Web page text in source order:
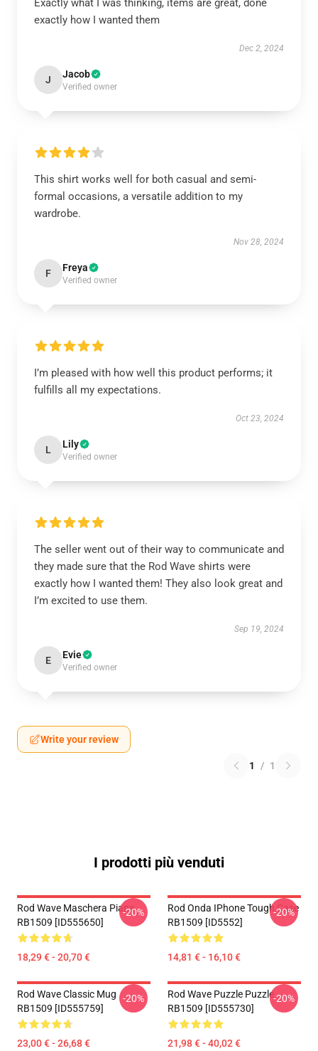
Exactly what I was thinking, items are great, done
exactly how I wanted them
Dec 2, 2024
J Jacob
Verified owner
This shirt works well for both casual and semi-
formal occasions, a versatile addition to my
wardrobe.
Nov 28, 2024
F Freya
Verified owner
I’m pleased with how well this product performs; it
fulfills all my expectations.
Oct 23, 2024
L Lily
Verified owner
The seller went out of their way to communicate and
they made sure that the Rod Wave shirts were
exactly how I wanted them! They also look great and
I’m excited to use them.
Sep 19, 2024
E Evie
Verified owner
Write your review
1 / 1
I prodotti più venduti
Rod Wave Maschera Piana
RB1509 [ID555650]
18,29 € - 20,70 €
-20%
Rod Onda IPhone Tough Case
RB1509 [ID5552]
14,81 € - 16,10 €
-20%
Rod Wave Classic Mug
RB1509 [ID555759]
23,00 € - 26,68 €
-20%
Rod Wave Puzzle Puzzle
RB1509 [ID555730]
21,98 € - 40,02 €
-20%